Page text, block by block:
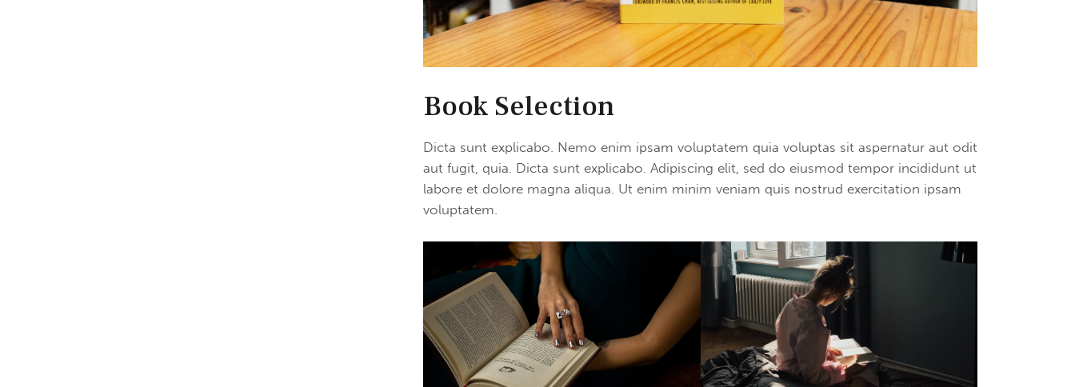
Book Selection
Dicta sunt explicabo. Nemo enim ipsam voluptatem quia voluptas sit aspernatur aut odit
aut fugit, quia. Dicta sunt explicabo. Adipiscing elit, sed do eiusmod tempor incididunt ut
labore et dolore magna aliqua. Ut enim minim veniam quis nostrud exercitation ipsam
voluptatem.